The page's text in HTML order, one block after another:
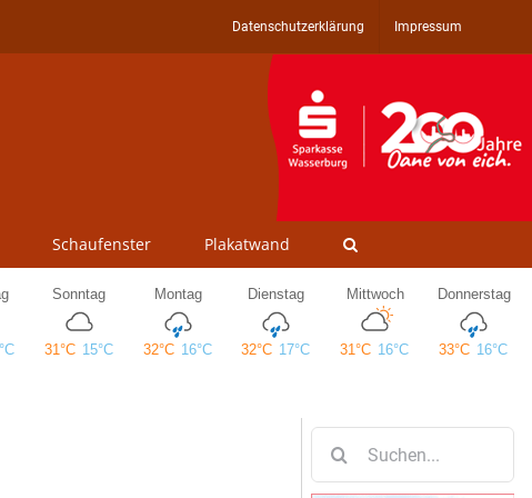
Datenschutzerklärung Impressum
Schaufenster Plakatwand
nach: